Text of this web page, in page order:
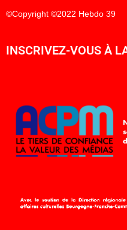
©Copyright ©2022 Hebdo 39
INSCRIVEZ-VOUS À